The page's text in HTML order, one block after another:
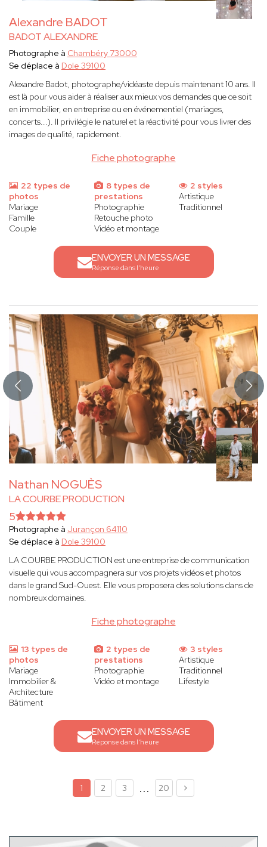
Alexandre BADOT
BADOT ALEXANDRE
Fiche photographe
Photographe à Chambéry 73000
Se déplace à Dole 39100
Alexandre Badot, photographe/vidéaste depuis maintenant 10 ans. Il
est là pour vous aider à réaliser aux mieux vos demandes que ce soit
en immobilier, en entreprise ou en événementiel (mariages,
concerts...). Il privilégie le naturel et la réactivité pour vous livrer des
images de qualité, rapidement.
22 types de
photos
Mariage
Famille
Couple
8 types de
prestations
Photographie
Retouche photo
Vidéo et montage
2 styles
Artistique
Traditionnel
ENVOYER UN MESSAGE
Réponse dans l'heure
Nathan NOGUÈS
LA COURBE PRODUCTION
Fiche photographe
5
Photographe à Jurançon 64110
Se déplace à Dole 39100
LA COURBE PRODUCTION est une entreprise de communication
visuelle qui vous accompagnera sur vos projets vidéos et photos
dans le grand Sud-Ouest. Elle vous proposera des solutions dans de
nombreux domaines.
13 types de
photos
Mariage
Immobilier &
Architecture
Bâtiment
2 types de
prestations
Photographie
Vidéo et montage
3 styles
Artistique
Traditionnel
Lifestyle
ENVOYER UN MESSAGE
Réponse dans l'heure
1 2 3 ... 20